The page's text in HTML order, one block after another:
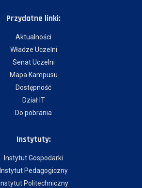
Przydatne linki:
Aktualności
Władze Uczelni
Senat Uczelni
Mapa Kampusu
Dostępność
Dział IT
Do pobrania
Instytuty:
Instytut Gospodarki
Instytut Pedagogiczny
Instytut Politechniczny